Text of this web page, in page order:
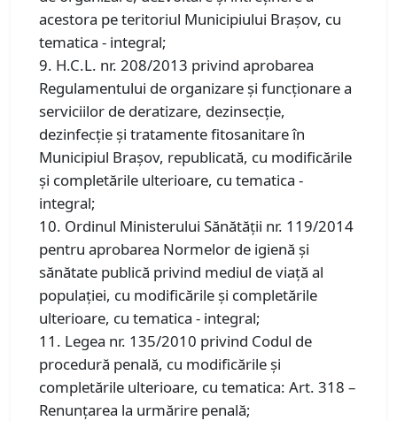
acestora pe teritoriul Municipiului Braşov, cu
tematica - integral;
9. H.C.L. nr. 208/2013 privind aprobarea
Regulamentului de organizare și funcționare a
serviciilor de deratizare, dezinsecție,
dezinfecție și tratamente fitosanitare în
Municipiul Brașov, republicată, cu modificările
și completările ulterioare, cu tematica -
integral;
10. Ordinul Ministerului Sănătății nr. 119/2014
pentru aprobarea Normelor de igienă și
sănătate publică privind mediul de viață al
populației, cu modificările și completările
ulterioare, cu tematica - integral;
11. Legea nr. 135/2010 privind Codul de
procedură penală, cu modificările și
completările ulterioare, cu tematica: Art. 318 –
Renunțarea la urmărire penală;